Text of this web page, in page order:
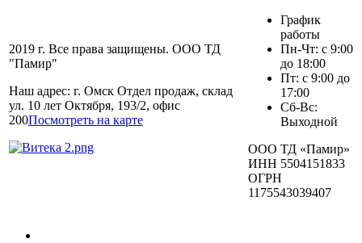
2019 г. Все права защищены. ООО ТД
"Памир"
Наш адрес: г. Омск Отдел продаж, склад
ул. 10 лет Октября, 193/2, офис
200Посмотреть на карте
График
работы
Пн-Чт: с 9:00
до 18:00
Пт: с 9:00 до
17:00
Сб-Вс:
Выходной
ООО ТД «Памир»
ИНН 5504151833
ОГРН
1175543039407